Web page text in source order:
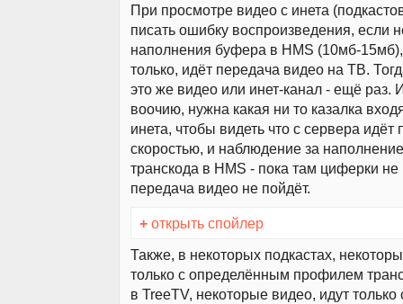
При просмотре видео с инета
писать ошибку воспроизведения, если
наполнения буфера в HMS (10мб-15мб),
только, идёт передача видео на ТВ.
это же видео или инет-канал - ещё раз.
воочию, нужна какая ни то казалка
инета, чтобы видеть что с сервера идёт
скоростью, и наблюдение за
транскода в HMS - пока там циферки не
передача видео не пойдёт.
+ открыть спойлер
Также, в некоторых подкастах,
только с определённым профилем
в TreeTV, некоторые видео, идут